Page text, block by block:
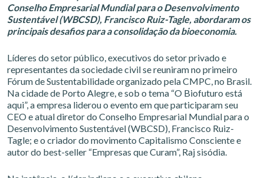
Conselho Empresarial Mundial para o Desenvolvimento
Sustentável (WBCSD), Francisco Ruiz-Tagle, abordaram os
principais desafios para a consolidação da bioeconomia.
Líderes do setor público, executivos do setor privado e
representantes da sociedade civil se reuniram no primeiro
Fórum de Sustentabilidade organizado pela CMPC, no Brasil.
Na cidade de Porto Alegre, e sob o tema “O Biofuturo está
aqui”, a empresa liderou o evento em que participaram seu
CEO e atual diretor do Conselho Empresarial Mundial para o
Desenvolvimento Sustentável (WBCSD), Francisco Ruiz-
Tagle; e o criador do movimento Capitalismo Consciente e
autor do best-seller “Empresas que Curam”, Raj sisódia.